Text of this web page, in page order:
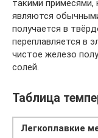
такими
являются
получается в
переплавляется в
чистое железо
солей.
Таблица
Легкоплавкие